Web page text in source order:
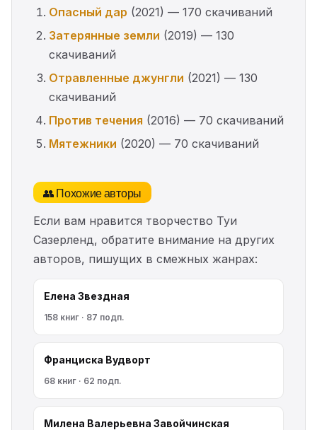
Опасный дар (2021) — 170 скачиваний
Затерянные земли (2019) — 130
скачиваний
Отравленные джунгли (2021) — 130
скачиваний
Против течения (2016) — 70 скачиваний
Мятежники (2020) — 70 скачиваний
👥 Похожие авторы
Если вам нравится творчество Туи
Сазерленд, обратите внимание на других
авторов, пишущих в смежных жанрах:
Елена Звездная
158 книг · 87 подп.
Франциска Вудворт
68 книг · 62 подп.
Милена Валерьевна Завойчинская